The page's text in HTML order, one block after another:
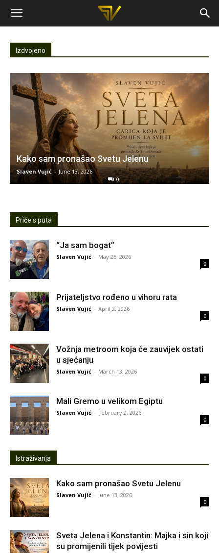
Slaven
Vujic
Izdvojeno
Kako sam pronašao Svetu Jelenu
Slaven Vujić - June 13, 2026
0
Priče s puta
“Ja sam bogat”
Slaven Vujić - May 25, 2026
0
Prijateljstvo rođeno u vihoru rata
Slaven Vujić - April 2, 2026
0
Vožnja metroom koja će zauvijek ostati
u sjećanju
Slaven Vujić - March 13, 2026
0
Mali Gremo u velikom Egiptu
Slaven Vujić - February 2, 2026
0
Istraživanja
Kako sam pronašao Svetu Jelenu
Slaven Vujić - June 13, 2026
0
Sveta Jelena i Konstantin: Majka i sin koji
su promijenili tijek povijesti